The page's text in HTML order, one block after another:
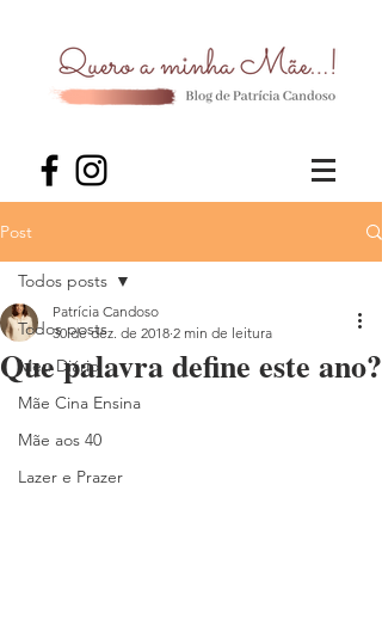
Post
Todos posts
Meu Diário
Mãe Cina Ensina
Mãe aos 40
Lazer e Prazer
Todos posts
Que palavra define este ano?
Patrícia Candoso
30 de dez. de 2018 2 min de leitura